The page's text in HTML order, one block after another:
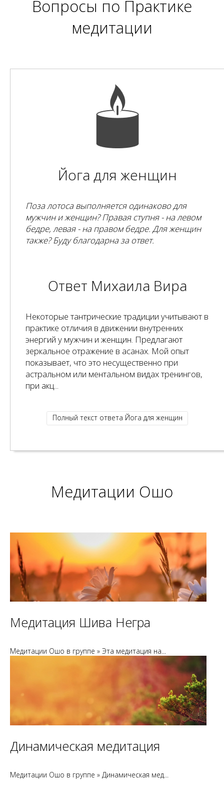
Вопросы по Практике
медитации
Йога для женщин
Поза лотоса выполняется одинаково для
мужчин и женщин? Правая ступня - на левом
бедре, левая - на правом бедре. Для женщин
также? Буду благодарна за ответ.
Ответ Михаила Вира
Некоторые тантрические традиции учитывают в
практике отличия в движении внутренних
энергий у мужчин и женщин. Предлагают
зеркальное отражение в асанах. Мой опыт
показывает, что это несущественно при
астральном или ментальном видах тренингов,
при акц...
Полный текст ответа Йога для женщин
Медитации Ошо
Медитация Шива Негра
Медитации Ошо в группе » Эта медитация на...
Динамическая медитация
Медитации Ошо в группе » Динамическая мед...